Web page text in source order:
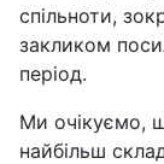
спільноти,
закликом
період.
Ми очікуємо,
найбільш